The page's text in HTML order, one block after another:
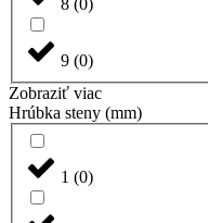
9 (0)
Zobraziť viac
Hrúbka steny (mm)
1 (0)